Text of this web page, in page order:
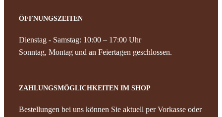
ÖFFNUNGSZEITEN
Dienstag - Samstag: 10:00 – 17:00 Uhr
Sonntag, Montag und an Feiertagen geschlossen.
ZAHLUNGSMÖGLICHKEITEN IM SHOP
Bestellungen bei uns können Sie aktuell per Vorkasse oder